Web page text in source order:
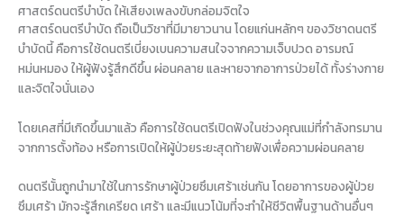
ศาสตร์ดนตรีบำบัด ให้เสียงเพลงขับกล่อมจิตใจ
ศาสตร์ดนตรีบำบัด ถือเป็นวิชาที่มีมายาวนาน โดยแก่นหลักๆ ของวิชาดนตรี
บำบัดนี้ คือการใช้ดนตรีเบี่ยงเบนความสนใจจากความเจ็บปวด อารมณ์
หม่นหมอง ให้ผู้ฟังรู้สึกดีขึ้น ผ่อนคลาย และหายจากอาการป่วยได้ ทั้งร่างกาย
และจิตใจนั่นเอง
โดยเคสที่มีเกิดขึ้นมาแล้ว คือการใช้ดนตรีเปิดฟังในช่วงคุณแม่ที่กำลังทรมาน
จากการตั้งท้อง หรือการเปิดให้ผู้ป่วยระยะสุดท้ายฟังเพื่อความผ่อนคลาย
ดนตรีนั้นถูกนำมาใช้ในการรักษาผู้ป่วยซึมเศร้าเช่นกัน โดยอาการของผู้ป่วย
ซึมเศร้า มักจะรู้สึกเครียด เศร้า และมีแนวโน้มที่จะทำให้ชีวิตพื้นฐานด้านอื่นๆ